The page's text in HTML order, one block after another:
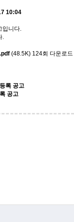
10:04
입니다.
.
(48.5K) 124회 다운로드
록 공고
공고